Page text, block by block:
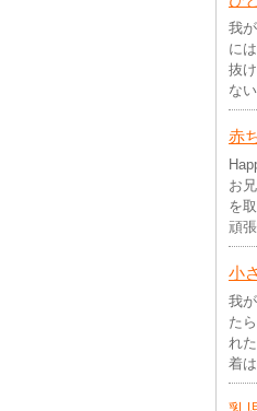
我
に
抜
な
赤
お
を
頑
小
我
た
れ
着